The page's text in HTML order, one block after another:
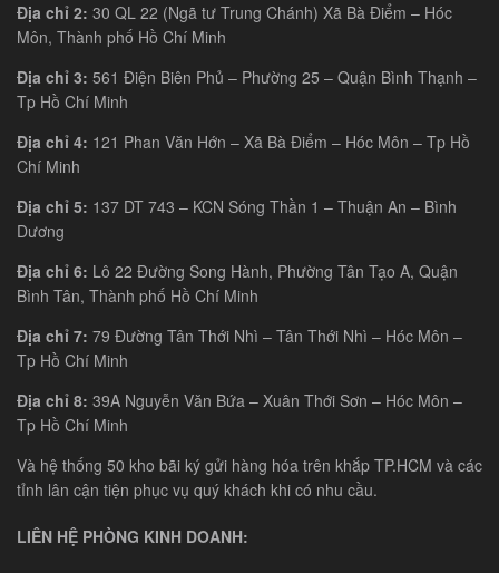
Địa chỉ 2: 30 QL 22 (Ngã tư Trung Chánh) Xã Bà Điểm – Hóc
Môn, Thành phố Hồ Chí Minh
Địa chỉ 3: 561 Điện Biên Phủ – Phường 25 – Quận Bình Thạnh –
Tp Hồ Chí Minh
Địa chỉ 4: 121 Phan Văn Hớn – Xã Bà Điểm – Hóc Môn – Tp Hồ
Chí Minh
Địa chỉ 5: 137 DT 743 – KCN Sóng Thần 1 – Thuận An – Bình
Dương
Địa chỉ 6: Lô 22 Đường Song Hành, Phường Tân Tạo A, Quận
Bình Tân, Thành phố Hồ Chí Minh
Địa chỉ 7: 79 Đường Tân Thới Nhì – Tân Thới Nhì – Hóc Môn –
Tp Hồ Chí Minh
Địa chỉ 8: 39A Nguyễn Văn Bứa – Xuân Thới Sơn – Hóc Môn –
Tp Hồ Chí Minh
Và hệ thống 50 kho bãi ký gửi hàng hóa trên khắp TP.HCM và các
tỉnh lân cận tiện phục vụ quý khách khi có nhu cầu.
LIÊN HỆ PHÒNG KINH DOANH: